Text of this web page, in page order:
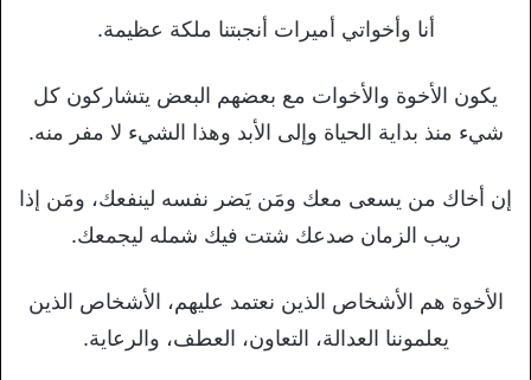
أنا وأخواتي أميرات أنجبتنا ملكة عظيمة.
يكون الأخوة والأخوات مع بعضهم البعض يتشاركون كل
شيء منذ بداية الحياة وإلى الأبد وهذا الشيء لا مفر منه.
إن أخاك من يسعى معك ومَن يَضر نفسه لينفعك، ومَن إذا
ريب الزمان صدعك شتت فيك شمله ليجمعك.
الأخوة هم الأشخاص الذين نعتمد عليهم، الأشخاص الذين
يعلموننا العدالة، التعاون، العطف، والرعاية.